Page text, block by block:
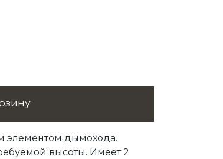
элементом дымохода.
высоты. Имеет 2